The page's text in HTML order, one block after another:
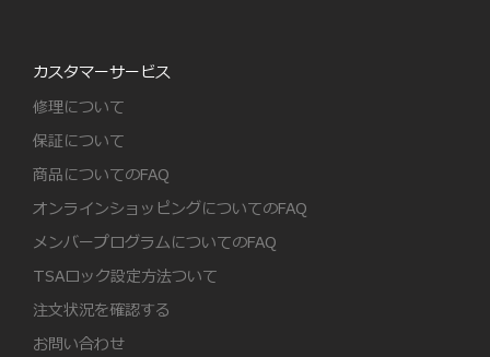
カスタマーサービス
修理について
保証について
商品についてのFAQ
オンラインショッピングについてのFAQ
メンバープログラムについてのFAQ
TSAロック設定方法ついて
注文状況を確認する
お問い合わせ